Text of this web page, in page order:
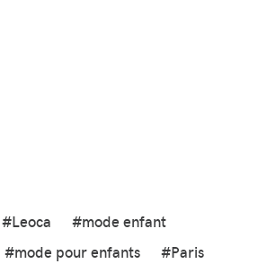
#Leoca
#mode enfant
#mode pour enfants
#Paris